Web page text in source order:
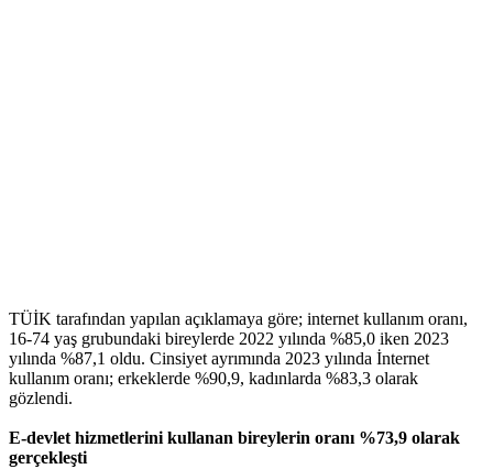
TÜİK tarafından yapılan açıklamaya göre; internet kullanım oranı,
16-74 yaş grubundaki bireylerde 2022 yılında %85,0 iken 2023
yılında %87,1 oldu. Cinsiyet ayrımında 2023 yılında İnternet
kullanım oranı; erkeklerde %90,9, kadınlarda %83,3 olarak
gözlendi.
E-devlet hizmetlerini kullanan bireylerin oranı %73,9 olarak
gerçekleşti